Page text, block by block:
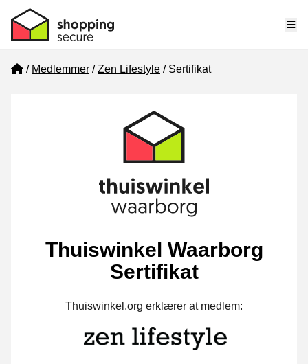
Home
Medlemmer Zen Lifestyle Sertifikat
Thuiswinkel Waarborg
Sertifikat
Thuiswinkel.org erklærer at medlem: